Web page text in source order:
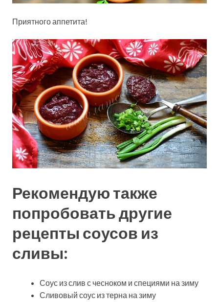
Приятного аппетита!
Рекомендую также
попробовать другие
рецепты соусов из
сливы:
Соус из слив с чесноком и специями на зиму
Сливовый соус из терна на зиму